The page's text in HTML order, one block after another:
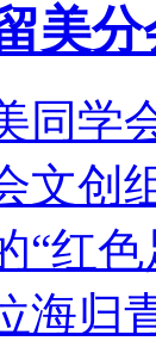
美
同学
文创
“红
海归